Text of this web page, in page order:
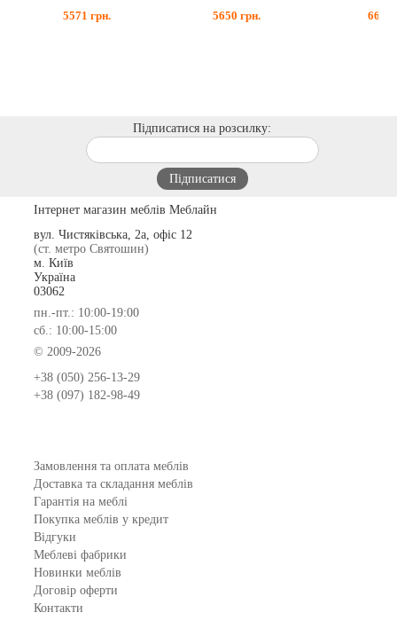
5571 грн. 5650 грн. 6699
Підписатися на розсилку:
Інтернет магазин меблів Меблайн
вул. Чистяківська, 2а, офіс 12
(ст. метро Святошин)
м. Київ
Україна
03062
пн.-пт.: 10:00-19:00
сб.: 10:00-15:00
© 2009-2026
+38 (050) 256-13-29
+38 (097) 182-98-49
Замовлення та оплата меблів
Доставка та складання меблів
Гарантія на меблі
Покупка меблів у кредит
Відгуки
Меблеві фабрики
Новинки меблів
Договір оферти
Контакти